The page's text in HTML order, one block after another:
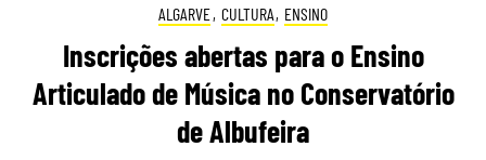
ALGARVE, CULTURA, ENSINO
Inscrições abertas para o Ensino
Articulado de Música no Conservatório
de Albufeira